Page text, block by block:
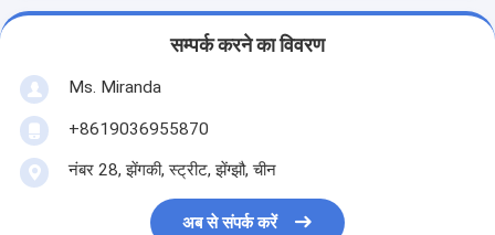
सम्पर्क करने का विवरण
Ms. Miranda
+8619036955870
नंबर 28, झेंगकी, स्ट्रीट, झेंग्झौ, चीन
अब से संपर्क करें